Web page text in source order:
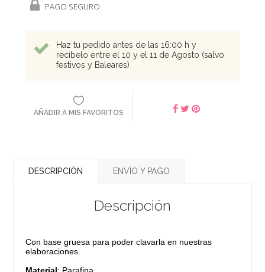
PAGO SEGURO
Haz tu pedido antes de las 16:00 h y
recíbelo entre el 10 y el 11 de Agosto (salvo
festivos y Baleares)
AÑADIR A MIS FAVORITOS
DESCRIPCIÓN ENVÍO Y PAGO
Descripción
Con base gruesa para poder clavarla en nuestras
elaboraciones.